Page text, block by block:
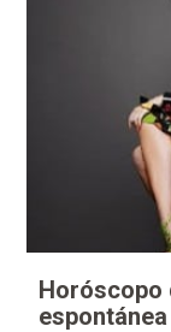
Horóscopo
espontánea